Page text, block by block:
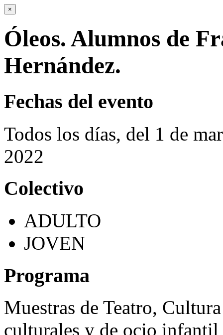
×
Óleos. Alumnos de
Hernández.
Fechas del evento
Todos los días, del 1 de
2022
Colectivo
ADULTO
JOVEN
Programa
Muestras de Teatro,
culturales y de ocio infantil